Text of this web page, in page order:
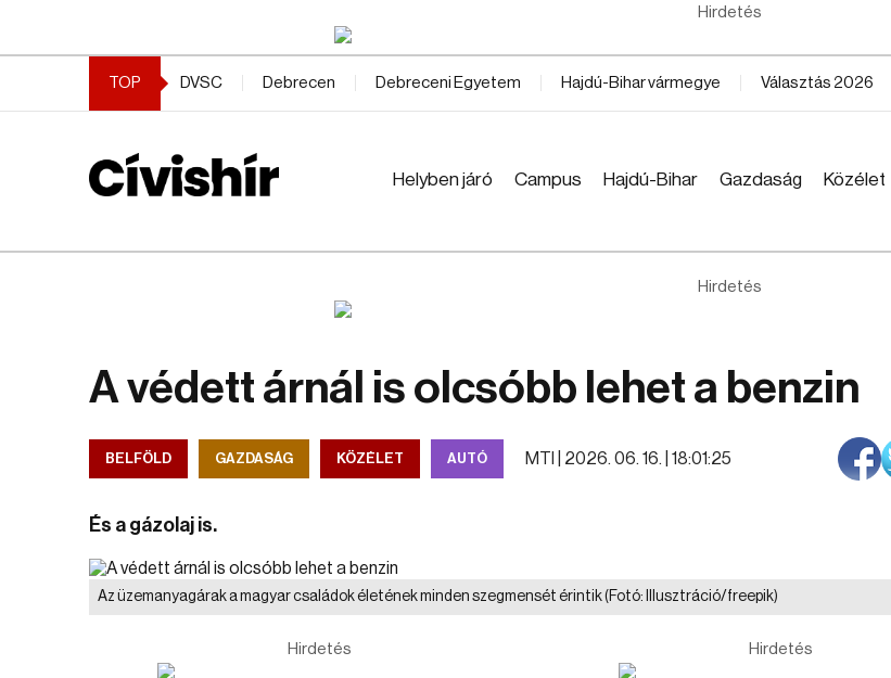
Hirdetés
TOP DVSC Debrecen Debreceni Egyetem Hajdú-Bihar vármegye Választás 2026
Helyben járó Campus Hajdú-Bihar Gazdaság Közélet
Hirdetés
A védett árnál is olcsóbb lehet a benzin
BELFÖLD GAZDASÁG KÖZÉLET AUTÓ MTI | 2026. 06. 16. | 18:01:25
És a gázolaj is.
Az üzemanyagárak a magyar családok életének minden szegmensét érintik(Fotó: Illusztráció/freepik)
Hirdetés Hirdetés